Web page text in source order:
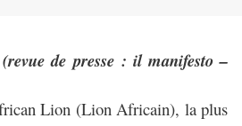
(revue de presse : il manifesto –
Lion (Lion Africain), la plus